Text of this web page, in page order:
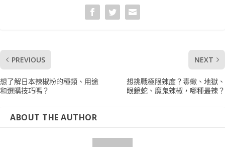
PREVIOUS
想了解日本辣椒粉的種類、用途
和選購技巧嗎？
NEXT
想挑戰極限辣度？毒蠍、地獄、
眼鏡蛇、魔鬼辣椒，哪種最辣？
ABOUT THE AUTHOR